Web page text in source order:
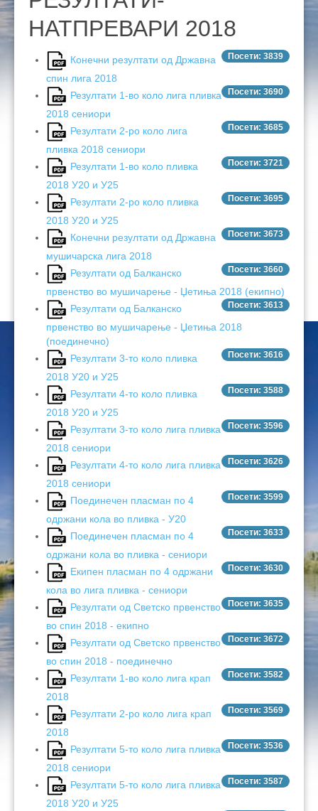
НАТПРЕВАРИ 2018
Посети: 3839
Конечни резултати од Државна
спин лига 2018
Посети: 3690
Резултати 1-во коло лига пливка
2018 сениори
Посети: 3685
Резултати 2-ро коло лига
пливка 2018 сениори
Посети: 3721
Резултати 1-во коло пливка
2018 У20 и У25
Посети: 3695
Резултати 2-ро коло пливка
2018 У20 и У25
Посети: 3673
Конечни резултати од Државна
мушичарска лига 2018
Посети: 3660
Резултати од Балканско
првенство во мушичарење - Џетиња 2018 (екипно)
Посети: 3613
Резултати од Балканско
првенство во мушичарење - Џетиња 2018
(поединечно)
Посети: 3616
Резултати 3-то коло пливка
2018 У20 и У25
Посети: 3588
Резултати 4-то коло пливка
2018 У20 и У25
Посети: 3596
Резултати 3-то коло лига пливка
2018 сениори
Посети: 3626
Резултати 4-то коло лига пливка
2018 сениори
Посети: 3599
Поединечен пласман по 4
одржани кола во пливка - У20
Посети: 3633
Поединечен пласман по 4
одржани кола во пливка - сениори
Посети: 3630
Екипен пласман по 4 одржани
кола во лига пливка - сениори
Посети: 3635
Резултати од Светско првенство
во спин 2018 - екипно
Посети: 3672
Резултати од Светско првенство
во спин 2018 - поединечно
Посети: 3582
Резултати 1-во коло лига крап
2018
Посети: 3569
Резултати 2-ро коло лига крап
2018
Посети: 3536
Резултати 5-то коло лига пливка
2018 сениори
Посети: 3587
Резултати 5-то коло лига пливка
2018 У20 и У25
РЕЗУЛТАТИ 2026
РЕЗУЛТАТИ 2025
НАТПРЕВАРИ 2024
РЕЗУЛТАТИ 2024
НАТПРЕВАРИ 2023
РЕЗУЛТАТИ
НАТПРЕВАРИ 2021
РЕЗУЛТАТИ
НАТПРЕВАРИ 2022
РЕЗУЛТАТИ
НАТПРЕВАРИ 2020
РЕЗУЛТАТИ
НАТПРЕВАРИ 2019
РЕЗУЛТАТИ
НАТПРЕВАРИ 2018
РЕЗУЛТАТИ
НАТПРЕВАРИ 2017
РЕЗУЛТАТИ
НАТПРЕВАРИ 2016
РЕЗУЛТАТИ
НАТПРЕВАРИ 2015
РЕЗУЛТАТИ
РИБОЛОВНИ ОСНОВИ 2024
РИБОЛОВНИ ЗДРУЖЕНИЈА
ЛИЧНИ КАРТИ
ЗАКОНИ И ПОДЗАКОНСКИ АКТИ
ПРАВИЛНИЦИ
ПРАВИЛНИЦИ НА МРФ
ПРАВИЛНИЦИ ЗА НАТПРЕВАРИ
ПРАВИЛНИЦИ НА ФИПС
РЕГИСТРАЦИЈА НА СПОРТИСТИ
ЦЕНОВНИЦИ ЗА ЛЕГИТИМАЦИИ И ДОЗВОЛИ
ЦЕНОВНИЦИ 2026
ЦЕНОВНИЦИ 2025
ЦЕНОВНИЦИ 2024
ЦЕНОВНИЦИ 2023
ЦЕНОВНИЦИ 2022
ЦЕНОВНИЦИ 2021
ЦЕНОВНИЦИ 2019
ЦЕНОВНИЦИ 2020
ЦЕНОВНИЦИ 2018
ЦЕНОВНИЦИ 2017
ЦЕНОВНИЦИ 2016
ПУНКТОВИ ЗА ДОЗВОЛИ
ЗАБРАНИ ЗА РИБОЛОВ
ЗАБРАНИ 2026
ЗАБРАНИ 2025
ДРУГИ ДОКУМЕНТИ
СМЕТКИ
КОНТАКТ
ПРАШАЊА